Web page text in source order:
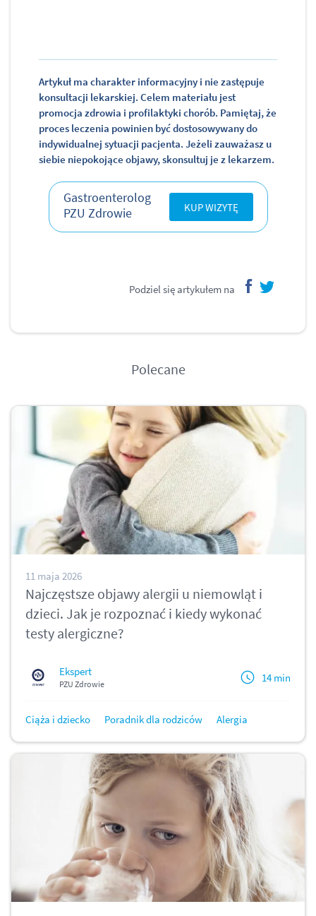
Artykuł ma charakter informacyjny i nie zastępuje
konsultacji lekarskiej. Celem materiału jest
promocja zdrowia i profilaktyki chorób. Pamiętaj, że
proces leczenia powinien być dostosowywany do
indywidualnej sytuacji pacjenta. Jeżeli zauważasz u
siebie niepokojące objawy, skonsultuj je z lekarzem.
Gastroenterolog
PZU Zdrowie
KUP WIZYTĘ
Podziel się artykułem na
Polecane
11 maja 2026
Najczęstsze objawy alergii u niemowląt i
dzieci. Jak je rozpoznać i kiedy wykonać
testy alergiczne?
Ekspert
PZU Zdrowie 14 min
Ciąża i dziecko Poradnik dla rodziców Alergia